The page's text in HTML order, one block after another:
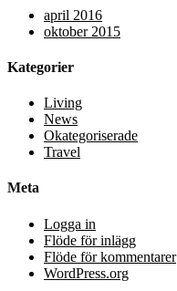
april 2016
oktober 2015
Kategorier
Living
News
Okategoriserade
Travel
Meta
Logga in
Flöde för inlägg
Flöde för kommentarer
WordPress.org